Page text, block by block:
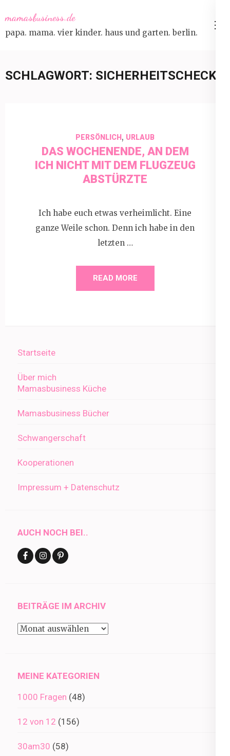
to
content
mamasbusiness.de
papa. mama. vier kinder. haus und garten. berlin.
SCHLAGWORT: SICHERHEITSCHECK
PERSÖNLICH , URLAUB
DAS WOCHENENDE, AN DEM
ICH NICHT MIT DEM FLUGZEUG
ABSTÜRZTE
Ich habe euch etwas verheimlicht. Eine
ganze Weile schon. Denn ich habe in den
letzten …
READ MORE
Startseite
Über mich
Mamasbusiness Küche
Mamasbusiness Bücher
Schwangerschaft
Kooperationen
Impressum + Datenschutz
AUCH NOCH BEI..
BEITRÄGE IM ARCHIV
Beiträge
MEINE KATEGORIEN
1000 Fragen (48)
12 von 12 (156)
30am30 (58)